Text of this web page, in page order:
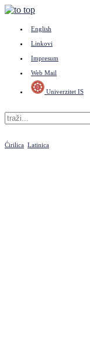
English
Linkovi
Impresum
Web Mail
Univerzitet IS
Ćirilica Latinica